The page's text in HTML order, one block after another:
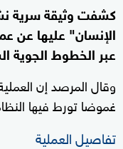
كشفت وثيقة سرية
الإنسان" عليها عن
عبر الخطوط الجوية
وقال المرصد إن
غموضا تورط فيها
تفاصيل العملية